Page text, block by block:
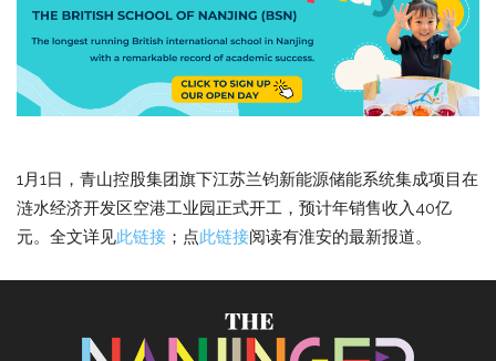
1月1日，青山控股集团旗下江苏兰钧新能源储能系统集成项目在
涟水经济开发区空港工业园正式开工，预计年销售收入40亿
元。全文详见此链接 ；点此链接阅读有淮安的最新报道。